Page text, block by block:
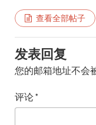
查看全部帖子
发表回复
您的邮箱地址不会
评论*